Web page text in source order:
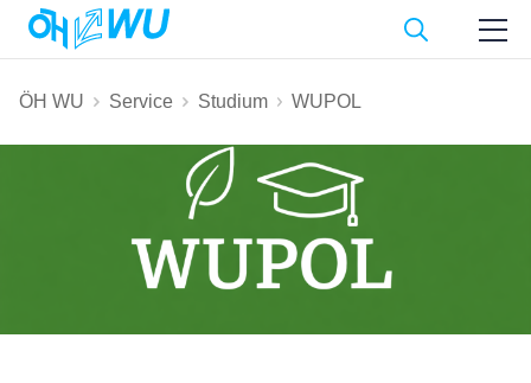
ÖH WU Service Studium WUPOL